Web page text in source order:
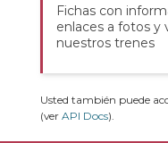
Fichas con
enlaces a fotos y
nuestros trenes
Usted también puede
(ver API Docs).